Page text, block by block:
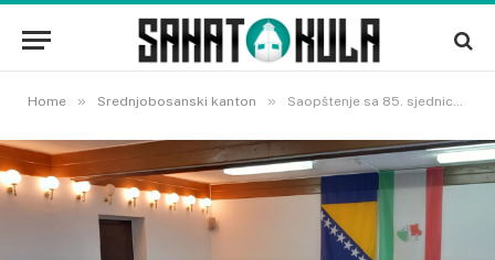
Home » Srednjobosanski kanton » Saopštenje sa 85. sjednice Vlade Srednjobosanskog kantona